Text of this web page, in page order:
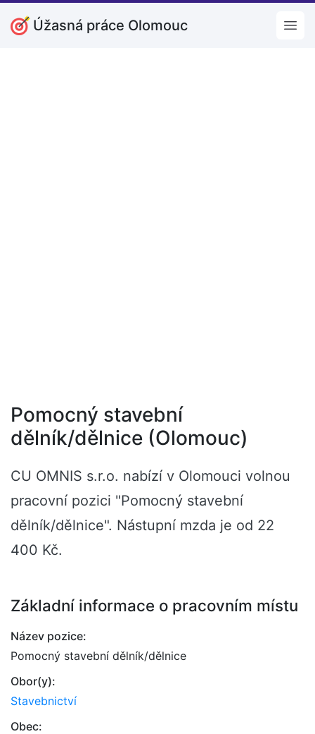
Úžasná práce Olomouc
Pomocný stavební
dělník/dělnice (Olomouc)
CU OMNIS s.r.o. nabízí v Olomouci volnou
pracovní pozici "Pomocný stavební
dělník/dělnice". Nástupní mzda je od 22
400 Kč.
Základní informace o pracovním místu
Název pozice:
Pomocný stavební dělník/dělnice
Obor(y):
Stavebnictví
Obec: